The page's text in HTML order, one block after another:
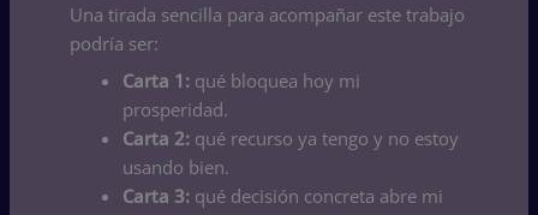
Una tirada sencilla para acompañar este trabajo
podría ser:
Carta 1:qué bloquea hoy mi
prosperidad.
Carta 2:qué recurso ya tengo y no estoy
usando bien.
Carta 3:qué decisión concreta abre mi